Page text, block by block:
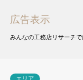
広告表示
みんなの工務店リサーチ